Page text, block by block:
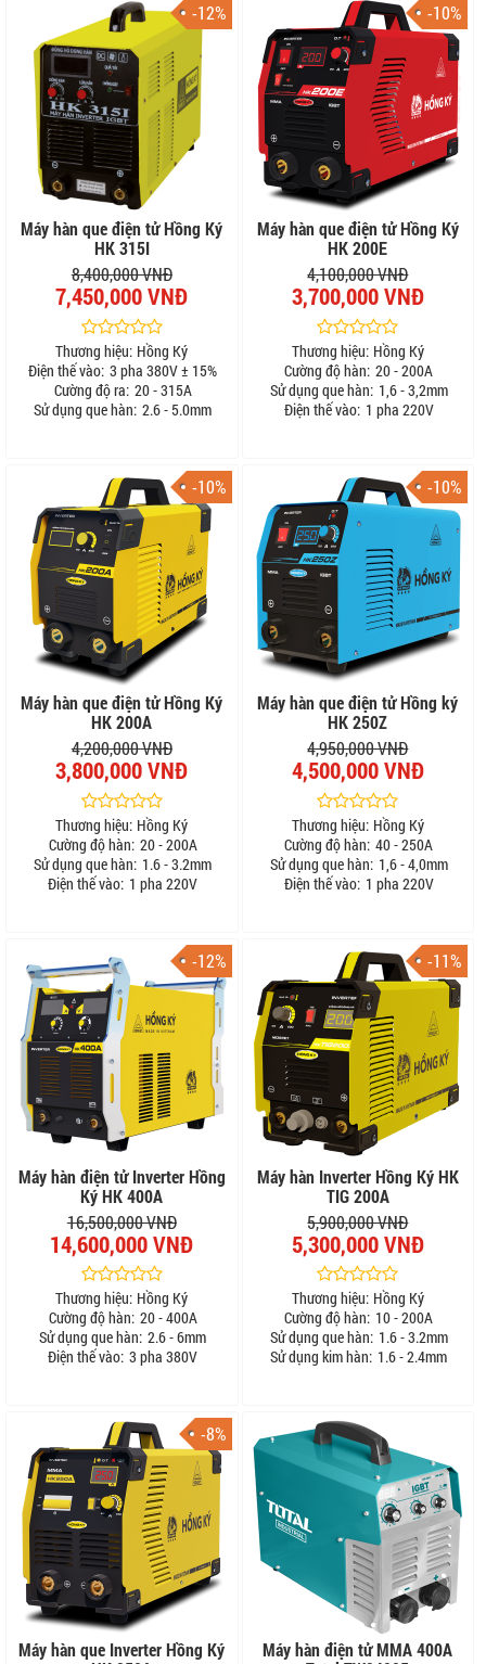
-12%
Máy hàn que điện tử Hồng Ký
HK 315I
8,400,000 VNĐ
7,450,000 VNĐ
Thương hiệu: Hồng Ký
Điện thế vào: 3 pha 380V ± 15%
Cường độ ra: 20 - 315A
Sử dụng que hàn: 2.6 - 5.0mm
-10%
Máy hàn que điện tử Hồng Ký
HK 200E
4,100,000 VNĐ
3,700,000 VNĐ
Thương hiệu: Hồng Ký
Cường độ hàn: 20 - 200A
Sử dụng que hàn: 1,6 - 3,2mm
Điện thế vào: 1 pha 220V
-10%
Máy hàn que điện tử Hồng Ký
HK 200A
4,200,000 VNĐ
3,800,000 VNĐ
Thương hiệu: Hồng Ký
Cường độ hàn: 20 - 200A
Sử dụng que hàn: 1.6 - 3.2mm
Điện thế vào: 1 pha 220V
-10%
Máy hàn que điện tử Hồng ký
HK 250Z
4,950,000 VNĐ
4,500,000 VNĐ
Thương hiệu: Hồng Ký
Cường độ hàn: 40 - 250A
Sử dụng que hàn: 1,6 - 4,0mm
Điện thế vào: 1 pha 220V
-12%
Máy hàn điện tử Inverter Hồng
Ký HK 400A
16,500,000 VNĐ
14,600,000 VNĐ
Thương hiệu: Hồng Ký
Cường độ hàn: 20 - 400A
Sử dụng que hàn: 2.6 - 6mm
Điện thế vào: 3 pha 380V
-11%
Máy hàn Inverter Hồng Ký HK
TIG 200A
5,900,000 VNĐ
5,300,000 VNĐ
Thương hiệu: Hồng Ký
Cường độ hàn: 10 - 200A
Sử dụng que hàn: 1.6 - 3.2mm
Sử dụng kim hàn: 1.6 - 2.4mm
-8%
Máy hàn que Inverter Hồng Ký
Máy hàn điện tử MMA 400A